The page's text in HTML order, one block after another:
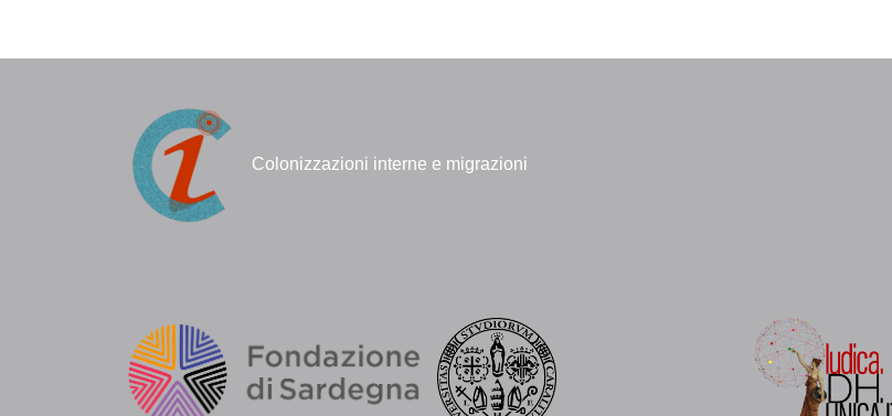
Colonizzazioni interne e migrazioni